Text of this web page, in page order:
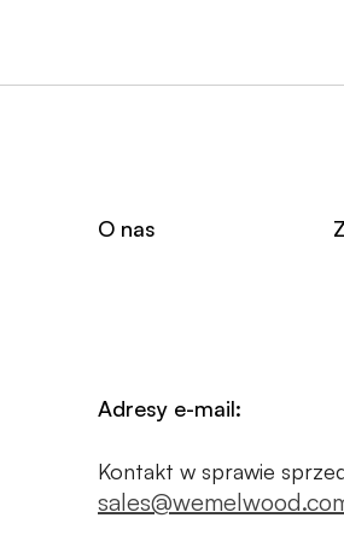
O nas
Adresy e-mail:
Kontakt w sprawie